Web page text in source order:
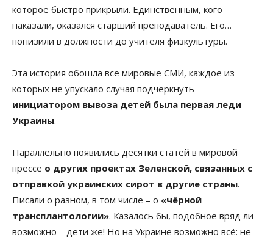
которое быстро прикрыли. Единственным, кого
наказали, оказался старший преподаватель. Его…
понизили в должности до учителя физкультуры.
Эта история обошла все мировые СМИ, каждое из
которых не упускало случая подчеркнуть –
инициатором вывоза детей была первая леди
Украины.
Параллельно появились десятки статей в мировой
прессе о других проектах Зеленской, связанных с
отправкой украинских сирот в другие страны.
Писали о разном, в том числе – о «чёрной
трансплантологии». Казалось бы, подобное вряд ли
возможно – дети же! Но на Украине возможно всё: не